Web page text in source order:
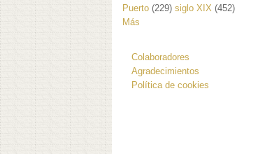
Puerto (229) siglo XIX (452)
Más
Colaboradores
Agradecimientos
Política de cookies